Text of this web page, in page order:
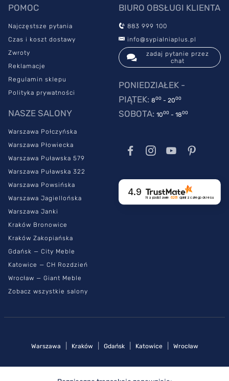
ten jest wolny od substancji szkodliwych i alergennych, a jego
jakość poświadcza Certyfikat Oeko-Tex. Zamek rozdzielczy
prać w pralce w temperaturze do 60˚C.
POMOC
Najczęstsze pytania
Czas i koszt dostawy
Zwroty
Reklamacje
Regulamin sklepu
Polityka prywatności
NASZE SALONY
Warszawa Połczyńska
Warszawa Płowiecka
Warszawa Puławska 579
Warszawa Puławska 322
Warszawa Powsińska
Warszawa Jagiellońska
Warszawa Janki
Kraków Bronowice
Kraków Zakopiańska
Gdańsk — City Meble
Katowice — CH Rozdzień
Wrocław — Giant Meble
Zobacz wszystkie salony
BIURO OBSŁUGI KLIENTA
883 999 100
info@sypialniaplus.pl
zadaj pytanie przez
chat
PONIEDZIAŁEK -
PIĄTEK: 800 - 2000
SOBOTA: 1000 - 1800
4.9
Na podstawie 6261 opinii z całego okresu
Warszawa Kraków Gdańsk Katowice Wrocław